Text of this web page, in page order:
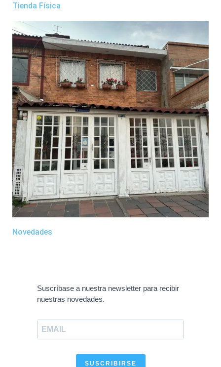
Tienda Física
Novedades
Suscríbase a nuestra newsletter para recibir
nuestras novedades.
SUSCRIBIRSE